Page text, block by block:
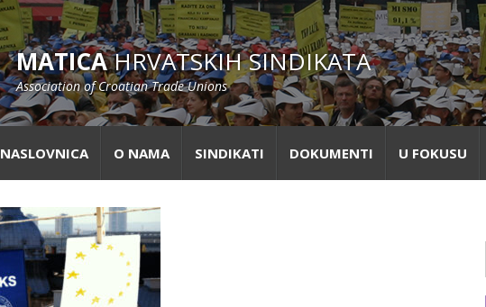
MATICAHRVATSKIH SINDIKATA
Association of Croatian Trade Unions
NASLOVNICA O NAMA SINDIKATI DOKUMENTI U FOKUSU